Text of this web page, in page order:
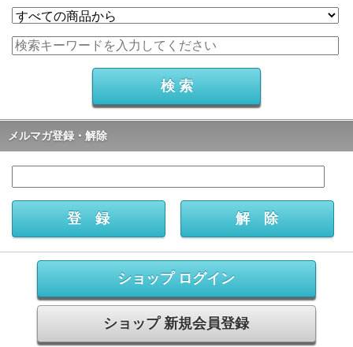
メルマガ登録・解除
ショップ ログイン
ショップ 新規会員登録